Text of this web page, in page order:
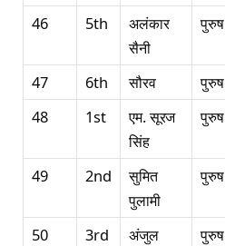
46 5th
अलंकार
सैनी
पुरुष
47 6th सौरव पुरुष
48
1st
एम. सूरज
सिंह
पुरुष
49 2nd
सुमित
पुलामी
पुरुष
50 3rd
अंजुल
पुरुष